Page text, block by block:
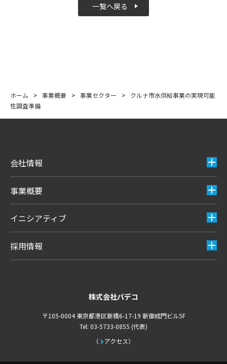
一覧へ戻る
ホーム > 事業概要 > 事業セクター >
クルナ市水供給事業の実現可能
性調査準備
会社情報
事業概要
イニシアティブ
採用情報
株式会社パデコ
〒105-0004 東京都港区新橋6-17-19 新御成門ビル5F
アクセス
Tel: 03-5733-0855 (代表)